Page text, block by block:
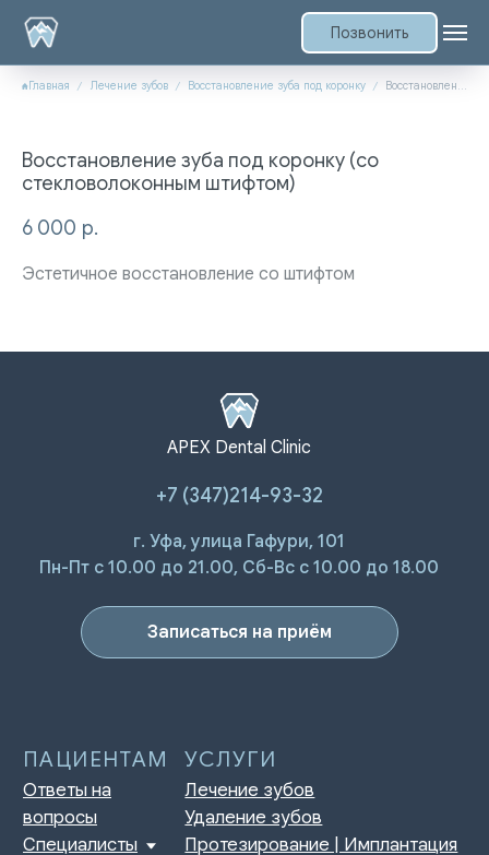
Позвонить
Главная Лечение зубов Восстановление зуба под коронку Восстановление зуба под коронку (со стекловолоконным штифтом)
Восстановление зуба под коронку (со
стекловолоконным штифтом)
6 000 р.
Эстетичное восстановление со штифтом
APEX Dental Clinic
+7 (347)214-93-32
г. Уфа, улица Гафури, 101
Пн-Пт с 10.00 до 21.00, Сб-Вс с 10.00 до 18.00
Записаться на приём
Ответы на
Специалисты
УСЛУГИ
Лечение зубов
Протезирование | Имплантация
Брекеты | Элайнеры
Профессиональная гигиена
Статьи
Контакты
Политика конфиденциальности
персональных данных
Нормативно-правовые акты